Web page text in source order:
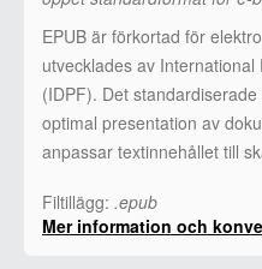
EPUB är förkortad för
utvecklades av
(IDPF). Det
optimal presentation av
anpassar textinnehållet till
Filtillägg: .epub
Mer information och